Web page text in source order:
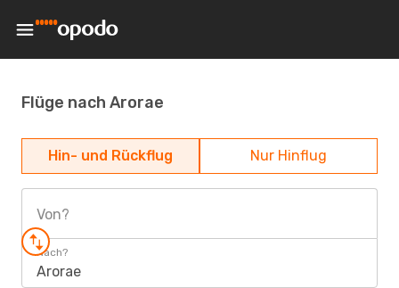
Flüge nach Arorae
Hin- und Rückflug Nur Hinflug
Von?
Nach?
Arorae